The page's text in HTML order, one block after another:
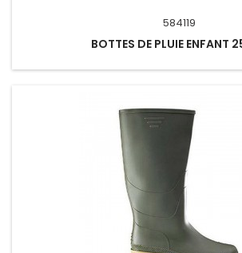
584119
BOTTES DE PLUIE ENFANT